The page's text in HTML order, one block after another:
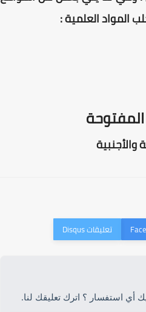
المواد العلمية :
والأجنبية
أي استفسار ؟ اترك تعليقك لنا.